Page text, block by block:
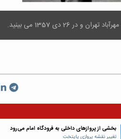
26 دی 1357 می بینید.
بخشی از پروازهای داخلی به فرودگاه امام می‌رود
تغییر نقشه پروازی پایتخت